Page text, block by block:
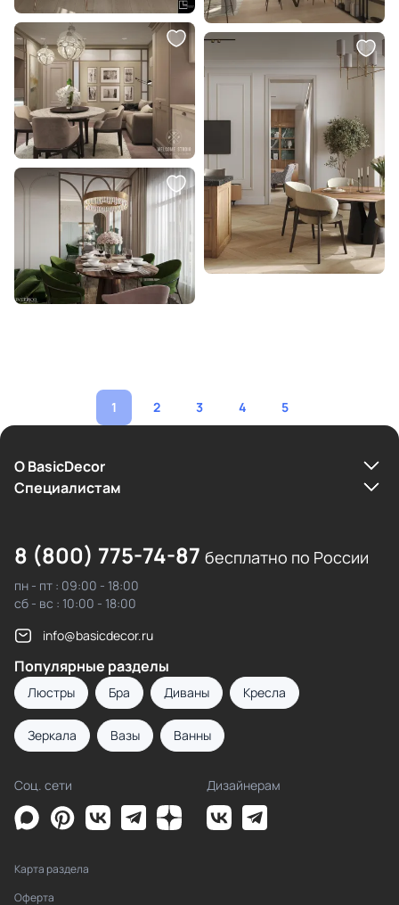
1 2 3 4 5
О BasicDecor
Cпециалистам
8 (800) 775-74-87 бесплатно по России
пн - пт : 09:00 - 18:00
сб - вс : 10:00 - 18:00
info@basicdecor.ru
Популярные разделы
Люстры Бра Диваны Кресла
Зеркала Вазы Ванны
Соц. сети Дизайнерам
Карта раздела
Оферта